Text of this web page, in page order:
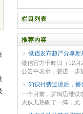
栏目列表
推荐内容
微信发布超严分享新
微信官方于昨日（12月
公告中表示，要进一步
知识付费过境后，播
一个月前，罗辑思维谋
大伙儿热闹了一阵，尤